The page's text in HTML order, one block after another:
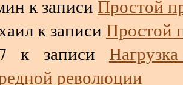
к записи Простой
к записи Простой
к записи
революции